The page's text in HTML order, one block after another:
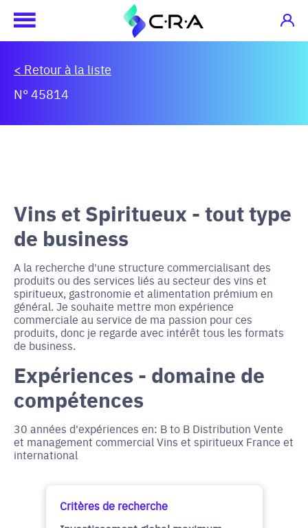
< Retour à la liste
N° 45814
Vins et Spiritueux - tout type
de business
A la recherche d'une structure commercialisant des
produits ou des services liés au secteur des vins et
spiritueux, gastronomie et alimentation prémium en
général. Je souhaite mettre mon expérience
commerciale au service de ma passion pour ces
produits, donc je regarde avec intérêt tous les formats
de business.
Expériences - domaine de
compétences
30 années d'expériences en: B to B Distribution Vente
et management commercial Vins et spiritueux France et
international
Critères de recherche